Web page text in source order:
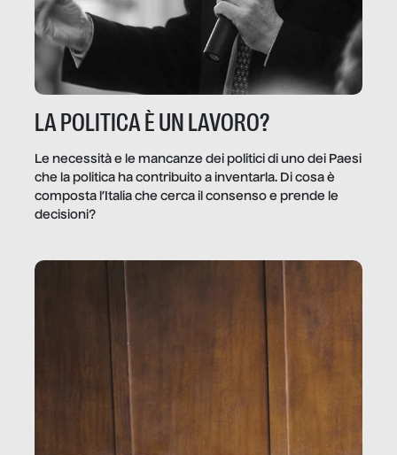
LA POLITICA È UN LAVORO?
Le necessità e le mancanze dei politici di uno dei Paesi
che la politica ha contribuito a inventarla. Di cosa è
composta l’Italia che cerca il consenso e prende le
decisioni?